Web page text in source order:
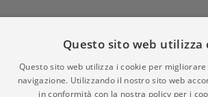
Informativa Privacy|
© Copyright 2026 - Studio Danielli
Massimiliano - All Rights reserved - Part.
Questo sito web utilizza
Questo sito web utilizza i cookie per
navigazione. Utilizzando il nostro sito web
in conformità con la nostra policy per i